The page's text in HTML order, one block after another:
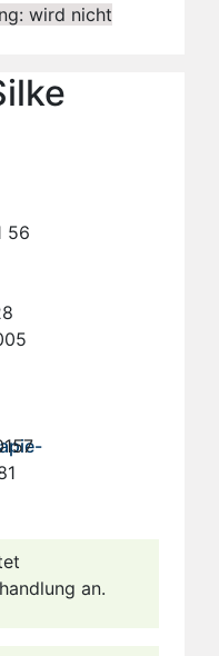
wird nicht
56
an.